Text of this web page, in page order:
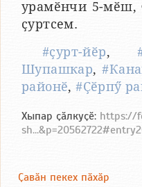
урамӗнчи 5-мӗш,
ҫуртсем.
#ҫурт-йӗр,
Шупашкар,
районӗ,#Ҫӗрпӳ
Хыпар ҫӑлкуҫӗ: https://
Ҫавӑн пекех пӑхӑр